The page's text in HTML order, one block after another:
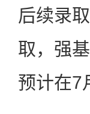
后续录
取，强
预计在7